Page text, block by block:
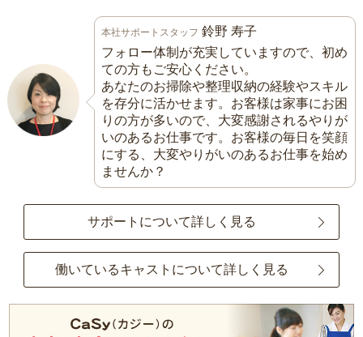
本社サポートスタッフ 鈴野 寿子
フォロー体制が充実していますので、初め
ての方もご安心ください。
あなたのお掃除や整理収納の経験やスキル
を存分に活かせます。お客様は家事にお困
りの方が多いので、大変感謝されるやりが
いのあるお仕事です。お客様の毎日を笑顔
にする、大変やりがいのあるお仕事を始め
ませんか？
サポートについて詳しく見る
働いているキャストについて詳しく見る